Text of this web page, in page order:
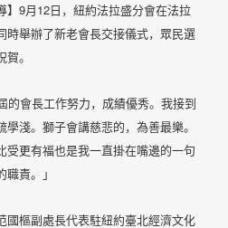
9月 12 日，紐約法拉盛分會在法拉
時舉辦了新老會長交接儀式，眾民選
。
的會長工作努力，成績優秀。我接到
淺。獅子會講慈悲的，為善最樂。
受更有福也是我一直掛在嘴邊的一句
責。」
國樞副處長代表駐紐約臺北經濟文化